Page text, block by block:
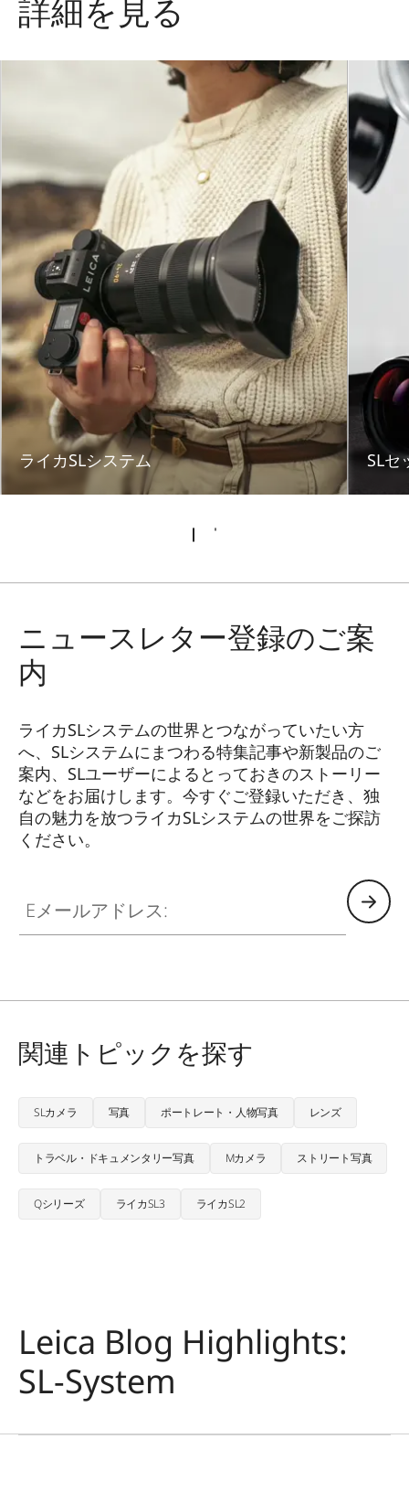
詳細を見る
ライカSLシステム SLセ
ニュースレター登録のご案
内
ライカSLシステムの世界とつながっていたい方
へ、SLシステムにまつわる特集記事や新製品のご
案内、SLユーザーによるとっておきのストーリー
などをお届けします。今すぐご登録いただき、独
自の魅力を放つライカSLシステムの世界をご探訪
ください。
関連トピックを探す
SLカメラ 写真 ポートレート・人物写真 レンズ
トラベル・ドキュメンタリー写真 Mカメラ ストリート写真
Qシリーズ ライカSL3 ライカSL2
Leica Blog Highlights:
SL-System
SLカメラ
オザラ・コクア国立公
園